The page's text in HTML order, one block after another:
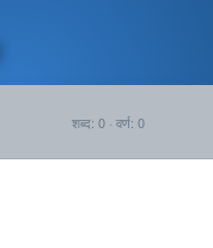
शब्द: 0 · वर्ण: 0